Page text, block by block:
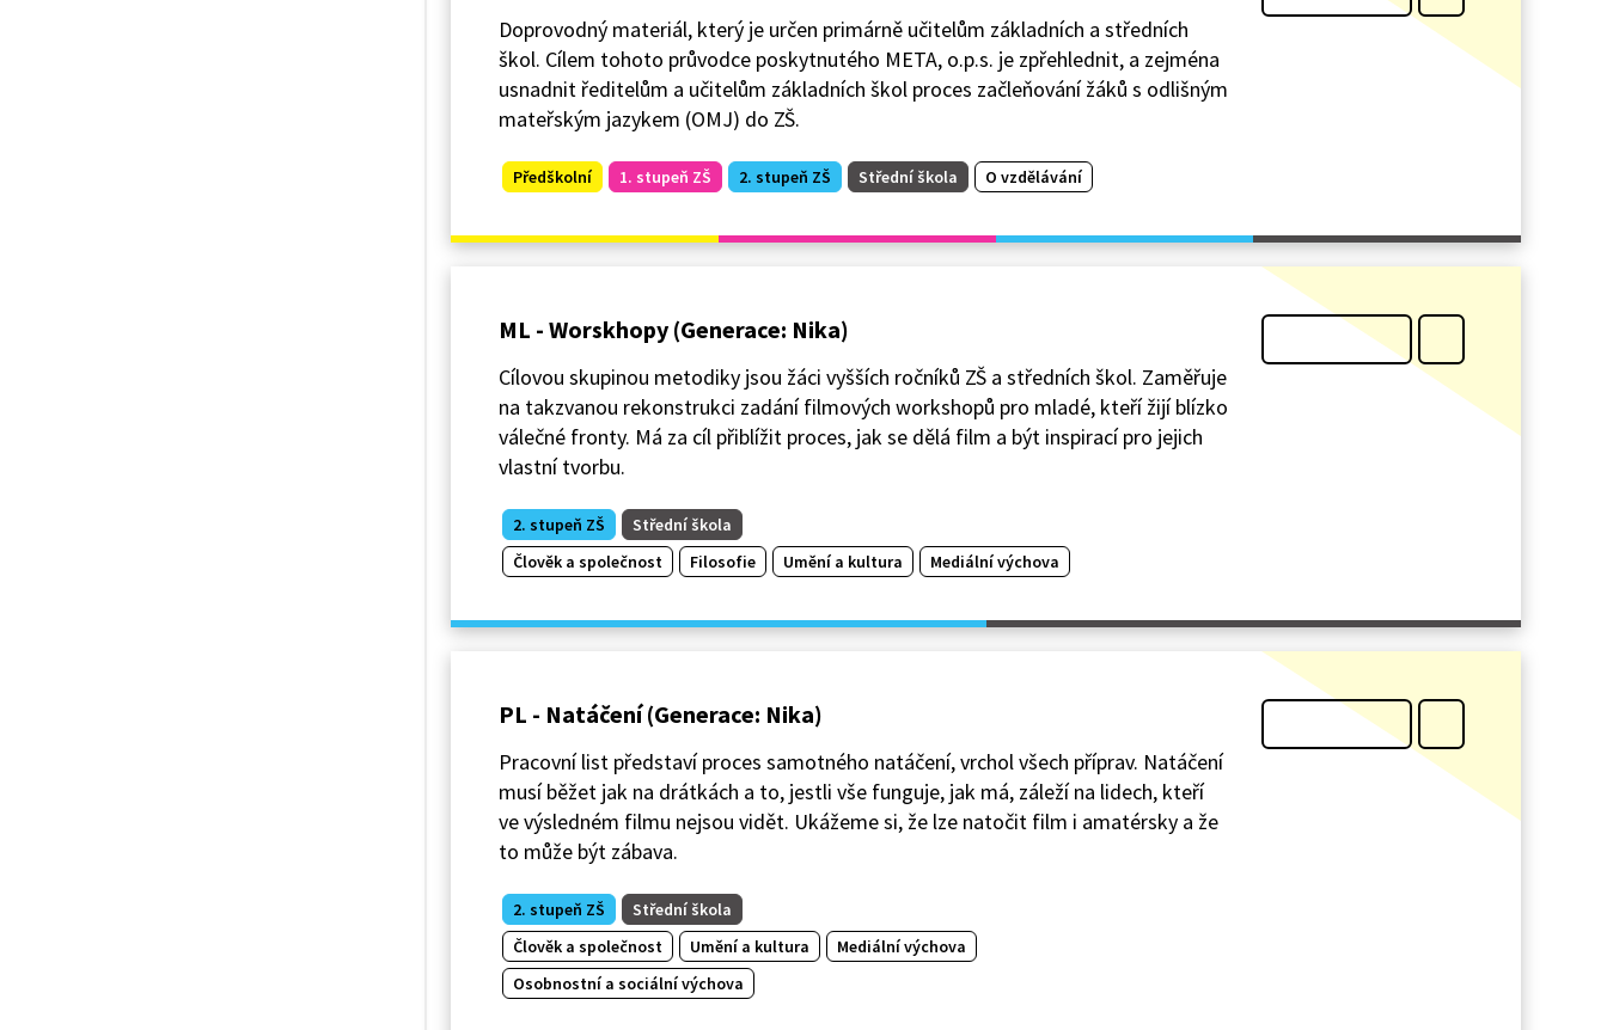
Doprovodný materiál, který je určen primárně učitelům základních a středních
škol. Cílem tohoto průvodce poskytnutého META, o.p.s. je zpřehlednit, a zejména
usnadnit ředitelům a učitelům základních škol proces začleňování žáků s odlišným
mateřským jazykem (OMJ) do ZŠ.
Předškolní 1. stupeň ZŠ 2. stupeň ZŠ Střední škola O vzdělávání
ML - Worskhopy (Generace: Nika)
Cílovou skupinou metodiky jsou žáci vyšších ročníků ZŠ a středních škol. Zaměřuje
na takzvanou rekonstrukci zadání filmových workshopů pro mladé, kteří žijí blízko
válečné fronty. Má za cíl přiblížit proces, jak se dělá film a být inspirací pro jejich
vlastní tvorbu.
2. stupeň ZŠ
Střední škola
Člověk a společnost
Filosofie Umění a kultura Mediální výchova
PL - Natáčení (Generace: Nika)
Pracovní list představí proces samotného natáčení, vrchol všech příprav. Natáčení
musí běžet jak na drátkách a to, jestli vše funguje, jak má, záleží na lidech, kteří
ve výsledném filmu nejsou vidět. Ukážeme si, že lze natočit film i amatérsky a že
to může být zábava.
2. stupeň ZŠ
Střední škola
Člověk a společnost
Umění a kultura
Mediální výchova
Osobnostní a sociální výchova